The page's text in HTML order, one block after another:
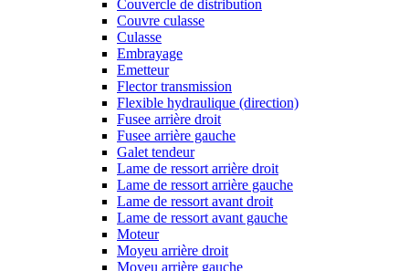
Couvercle de distribution
Couvre culasse
Culasse
Embrayage
Emetteur
Flector transmission
Flexible hydraulique (direction)
Fusee arrière droit
Fusee arrière gauche
Galet tendeur
Lame de ressort arrière droit
Lame de ressort arrière gauche
Lame de ressort avant droit
Lame de ressort avant gauche
Moteur
Moyeu arrière droit
Moyeu arrière gauche